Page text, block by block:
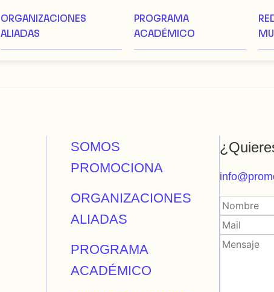
ORGANIZACIONES
ALIADAS
PROGRAMA
ACADÉMICO
SOMOS
PROMOCIONA
ORGANIZACIONES
ALIADAS
PROGRAMA
ACADÉMICO